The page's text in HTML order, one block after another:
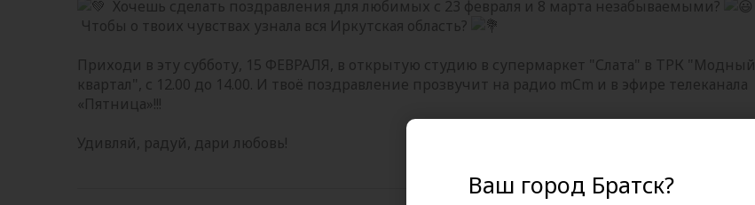
Хочешь сделать поздравления для любимых с 23 февраля и 8 марта незабываемыми?
Чтобы о твоих чувствах узнала вся Иркутская область?
Приходи в эту субботу, 15 ФЕВРАЛЯ, в открытую студию в супермаркет "Слата" в ТРК "Модный
квартал", с 12.00 до 14.00. И твоё поздравление прозвучит на радио mCm и в эфире телеканала
«Пятница»!!!
Удивляй, радуй, дари любовь!
Ваш город Братск?